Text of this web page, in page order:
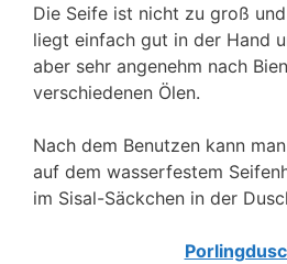
Die Seife ist nicht zu groß
liegt einfach gut in der Hand
aber sehr angenehm nach
verschiedenen Ölen.
Nach dem Benutzen kann
auf dem wasserfestem
im Sisal-Säckchen in der